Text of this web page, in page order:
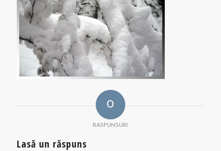
0
RASPUNSURI
Lasă un răspuns